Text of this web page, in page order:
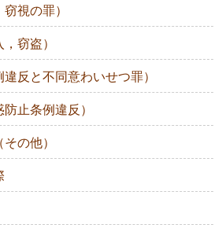
視の罪）
窃盗）
反と不同意わいせつ罪）
止条例違反）
の他）